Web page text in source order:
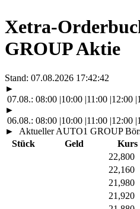
Xetra-
GROUP Aktie
Stand: 07.08.2026 17:42:42
►
07.08.: 08:00 |10:00 |11:00 |12:00 |
►
06.08.: 08:00 |10:00 |11:00 |12:00 |
►
Aktueller AUTO1 GROUP
Stück
Geld Kurs
22,800
22,160
21,980
21,920